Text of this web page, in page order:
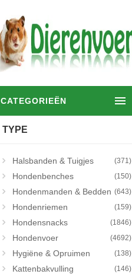
CATEGORIEËN
TYPE
Halsbanden & Tuigjes (371)
Hondenbenches (150)
Hondenmanden & Bedden (643)
Hondenriemen (159)
Hondensnacks (1846)
Hondenvoer (4692)
Hygiëne & Opruimen (138)
Kattenbakvulling (146)